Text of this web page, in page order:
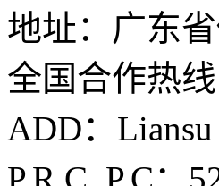
地址：广东
全国合作热
ADD：Liansu
P.R.C. P.C：